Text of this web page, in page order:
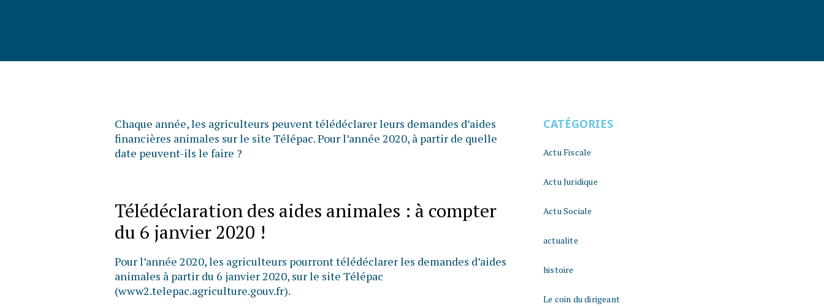
Chaque année, les agriculteurs peuvent télédéclarer leurs demandes d’aides
financières animales sur le site Télépac. Pour l’année 2020, à partir de quelle
date peuvent-ils le faire ?
Télédéclaration des aides animales : à compter
du 6 janvier 2020 !
Pour l’année 2020, les agriculteurs pourront télédéclarer les demandes d’aides
animales à partir du 6 janvier 2020, sur le site Télépac
(www2.telepac.agriculture.gouv.fr).
CATÉGORIES
Actu Fiscale
Actu Juridique
Actu Sociale
actualite
histoire
Le coin du dirigeant